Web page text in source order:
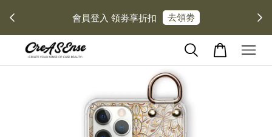
會員登入 領劵享折扣 去領劵